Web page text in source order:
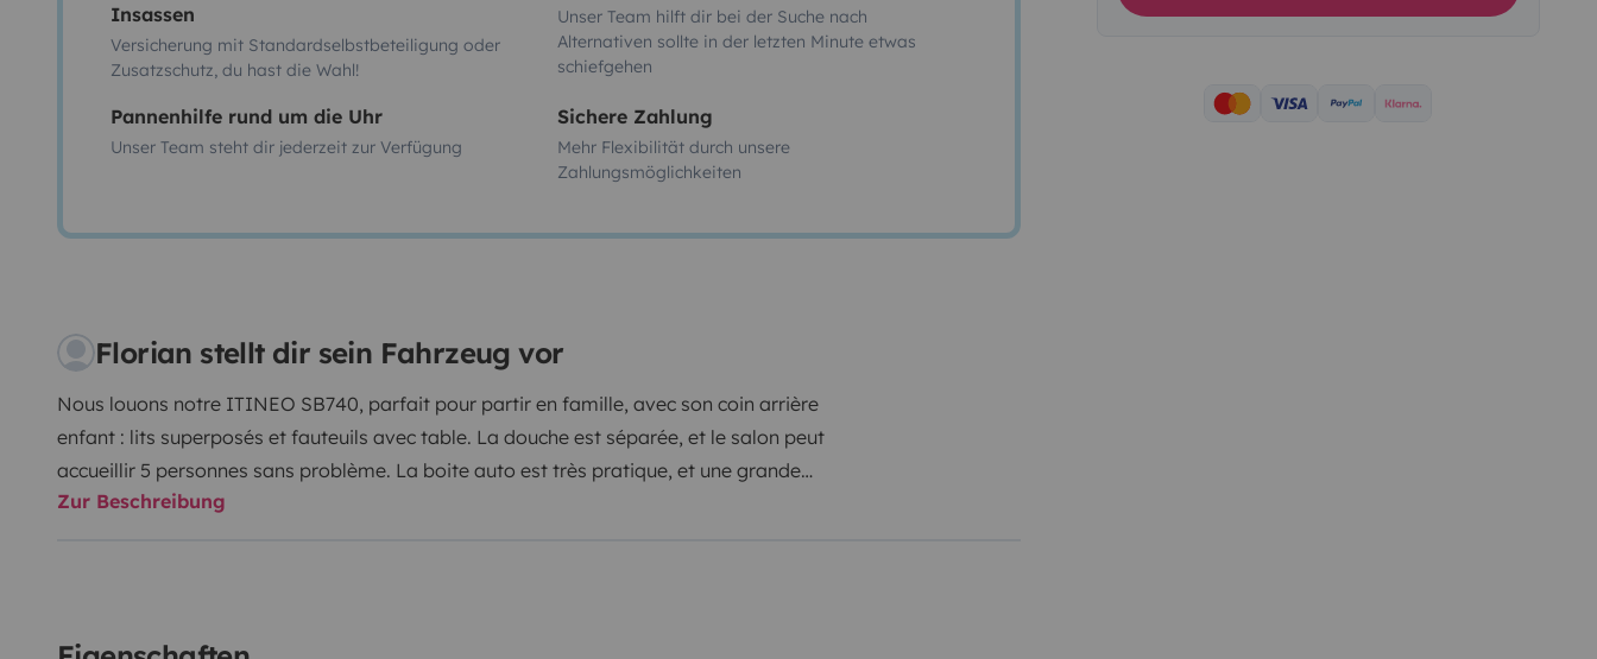
Insassen
Versicherung mit Standardselbstbeteiligung oder
Zusatzschutz, du hast die Wahl!
Unser Team hilft dir bei der Suche nach
Alternativen sollte in der letzten Minute etwas
schiefgehen
Pannenhilfe rund um die Uhr
Unser Team steht dir jederzeit zur Verfügung
Sichere Zahlung
Mehr Flexibilität durch unsere
Zahlungsmöglichkeiten
Florian stellt dir sein Fahrzeug vor
Nous louons notre ITINEO SB740, parfait pour partir en famille, avec son coin arrière
enfant : lits superposés et fauteuils avec table. La douche est séparée, et le salon peut
accueillir 5 personnes sans problème. La boite auto est très pratique, et une grande
soute vous permet de stocker tables, chaises, vélos, barbecue ... etc pour des
Zur Beschreibung